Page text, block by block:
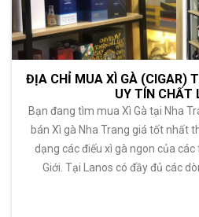
ĐỊA CHỈ MUA XÌ GÀ (CIGAR)
UY TÍN CHẤT
Bạn đang tìm mua Xì Gà tại Nha
bán Xì gà Nha Trang giá tốt nhất
dạng các điếu xì gà ngon của
Giới. Tại Lanos có đầy đủ các